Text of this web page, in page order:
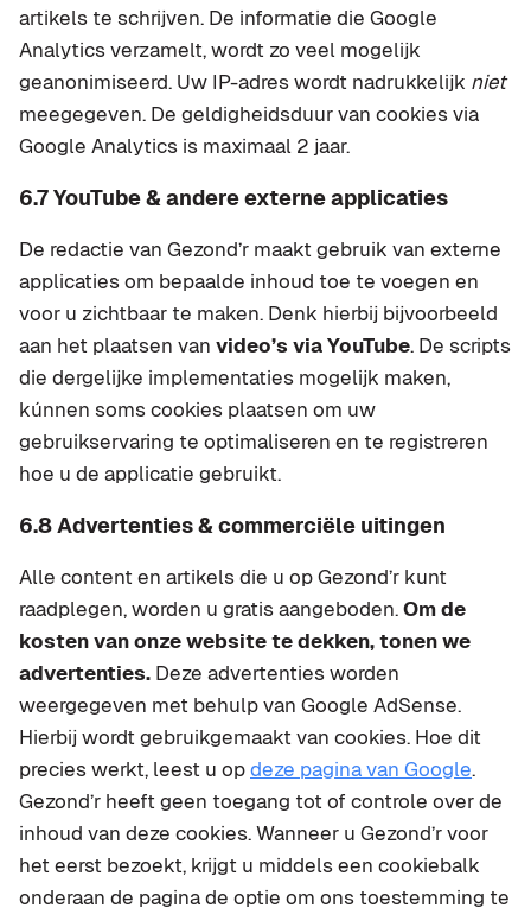
artikels te schrijven. De informatie die Google
Analytics verzamelt, wordt zo veel mogelijk
geanonimiseerd. Uw IP-adres wordt nadrukkelijk niet
meegegeven. De geldigheidsduur van cookies via
Google Analytics is maximaal 2 jaar.
6.7 YouTube & andere externe applicaties
De redactie van Gezond’r maakt gebruik van externe
applicaties om bepaalde inhoud toe te voegen en
voor u zichtbaar te maken. Denk hierbij bijvoorbeeld
aan het plaatsen van video’s via YouTube. De scripts
die dergelijke implementaties mogelijk maken,
kúnnen soms cookies plaatsen om uw
gebruikservaring te optimaliseren en te registreren
hoe u de applicatie gebruikt.
6.8 Advertenties & commerciële uitingen
Alle content en artikels die u op Gezond’r kunt
raadplegen, worden u gratis aangeboden.Om de
kosten van onze website te dekken, tonen we
advertenties. Deze advertenties worden
weergegeven met behulp van Google AdSense.
Hierbij wordt gebruikgemaakt van cookies. Hoe dit
precies werkt, leest u opdeze pagina van Google.
Gezond’r heeft geen toegang tot of controle over de
inhoud van deze cookies. Wanneer u Gezond’r voor
het eerst bezoekt, krijgt u middels een cookiebalk
onderaan de pagina de optie om ons toestemming te